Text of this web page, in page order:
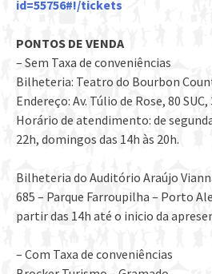
id=55756#!/tickets
PONTOS DE VENDA
– Sem Taxa de conveniências
Bilheteria: Teatro do Bourbon
Endereço: Av. Túlio de Rose, 80 SUC,
Horário de atendimento: de
22h, domingos das 14h às 20h.
Bilheteria do Auditório Araújo
685 – Parque Farroupilha – Porto
partir das 14h até o inicio da
– Com Taxa de conveniências